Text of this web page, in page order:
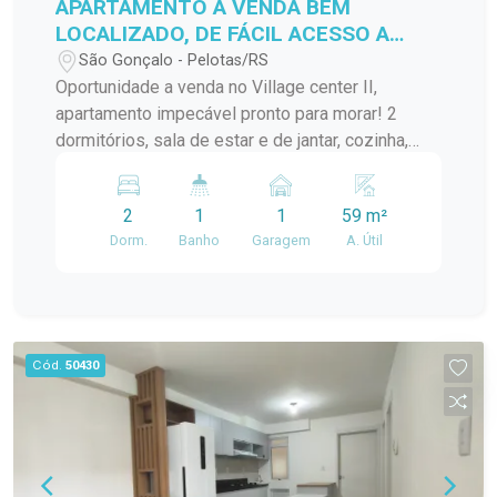
APARTAMENTO A VENDA BEM
LOCALIZADO, DE FÁCIL ACESSO A
VÁRIOS PONTOS DA CIDADE!
São Gonçalo - Pelotas/RS
Oportunidade a venda no Village center II,
apartamento impecável pronto para morar! 2
dormitórios, sala de estar e de jantar, cozinha,
quem busca praticidade no dia a dia!
2
Dorm.
1
Banho
1
Garagem
59 m²
A. Útil
Cód. 50430